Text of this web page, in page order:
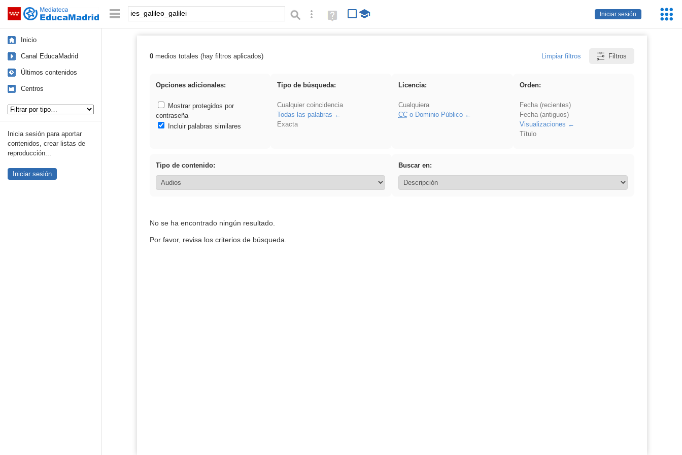
Saltar navegación
Iniciar sesión
Palabra o frase: Búsqueda avanzada
Ayuda
(en
Inicio
Canal EducaMadrid
Últimos contenidos
Centros
Inicia sesión para aportar
contenidos, crear listas de
reproducción...
Iniciar sesión
Resultados de: ies_galileo_galilei
0medios totales (hay filtros aplicados) Limpiar filtros Filtros
Opciones adicionales:
Mostrar protegidos por
contraseña
Incluir palabras similares
Tipo de búsqueda:
Cualquier coincidencia
Todas las palabras
Exacta
Licencia:
Cualquiera
CCo Dominio Público
Orden:
Fecha (recientes)
Fecha (antiguos)
Visualizaciones
Título
Tipo de contenido: Buscar en:
No se ha encontrado ningún resultado.
Por favor, revisa los criterios de búsqueda.